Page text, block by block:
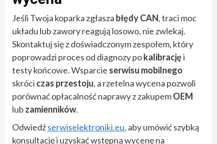
Jeśli Twoja koparka zgłasza błędy CAN, traci moc
układu lub zawory reagują losowo, nie zwlekaj.
Skontaktuj się z doświadczonym zespołem, który
poprowadzi proces od diagnozy pokalibracjęi
testy końcowe. Wsparcie serwisu mobilnego
skróci czas przestoju, a rzetelna wycena pozwoli
porównać opłacalność naprawy z zakupemOEM
lub zamienników.
Odwiedźserwiselektroniki.eu, aby umówić szybką
konsultację i uzyskać wstępną wycenę na